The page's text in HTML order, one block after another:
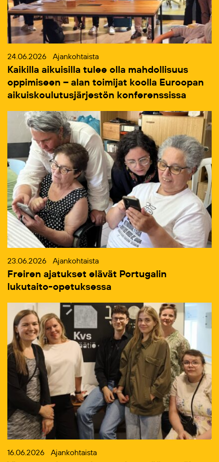
24.06.2026 Ajankohtaista
Kaikilla aikuisilla tulee olla mahdollisuus
oppimiseen – alan toimijat koolla Euroopan
aikuiskoulutusjärjestön konferenssissa
23.06.2026 Ajankohtaista
Freiren ajatukset elävät Portugalin
lukutaito-opetuksessa
16.06.2026 Ajankohtaista